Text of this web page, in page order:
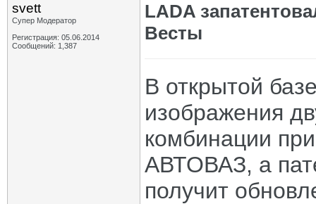
svett
Супер Модератор
Регистрация: 05.06.2014
Сообщений: 1,387
LADA
Весты
В открытой
изображения
комбинации
АВТОВАЗ, а
получит